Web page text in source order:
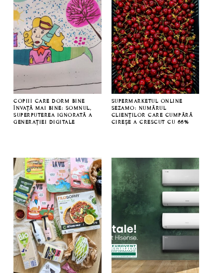
COPIII CARE DORM BINE
ÎNVAȚĂ MAI BINE: SOMNUL,
SUPERPUTEREA IGNORATĂ A
GENERAȚIEI DIGITALE
SUPERMARKETUL ONLINE
SEZAMO: NUMĂRUL
CLIENȚILOR CARE CUMPĂRĂ
CIREȘE A CRESCUT CU 66%